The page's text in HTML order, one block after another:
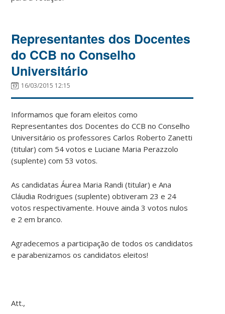
Representantes dos Docentes
do CCB no Conselho
Universitário
16/03/2015 12:15
Informamos que foram eleitos como
Representantes dos Docentes do CCB no Conselho
Universitário os professores Carlos Roberto Zanetti
(titular) com 54 votos e Luciane Maria Perazzolo
(suplente) com 53 votos.
As candidatas Áurea Maria Randi (titular) e Ana
Cláudia Rodrigues (suplente) obtiveram 23 e 24
votos respectivamente. Houve ainda 3 votos nulos
e 2 em branco.
Agradecemos a participação de todos os candidatos
e parabenizamos os candidatos eleitos!
Att.,